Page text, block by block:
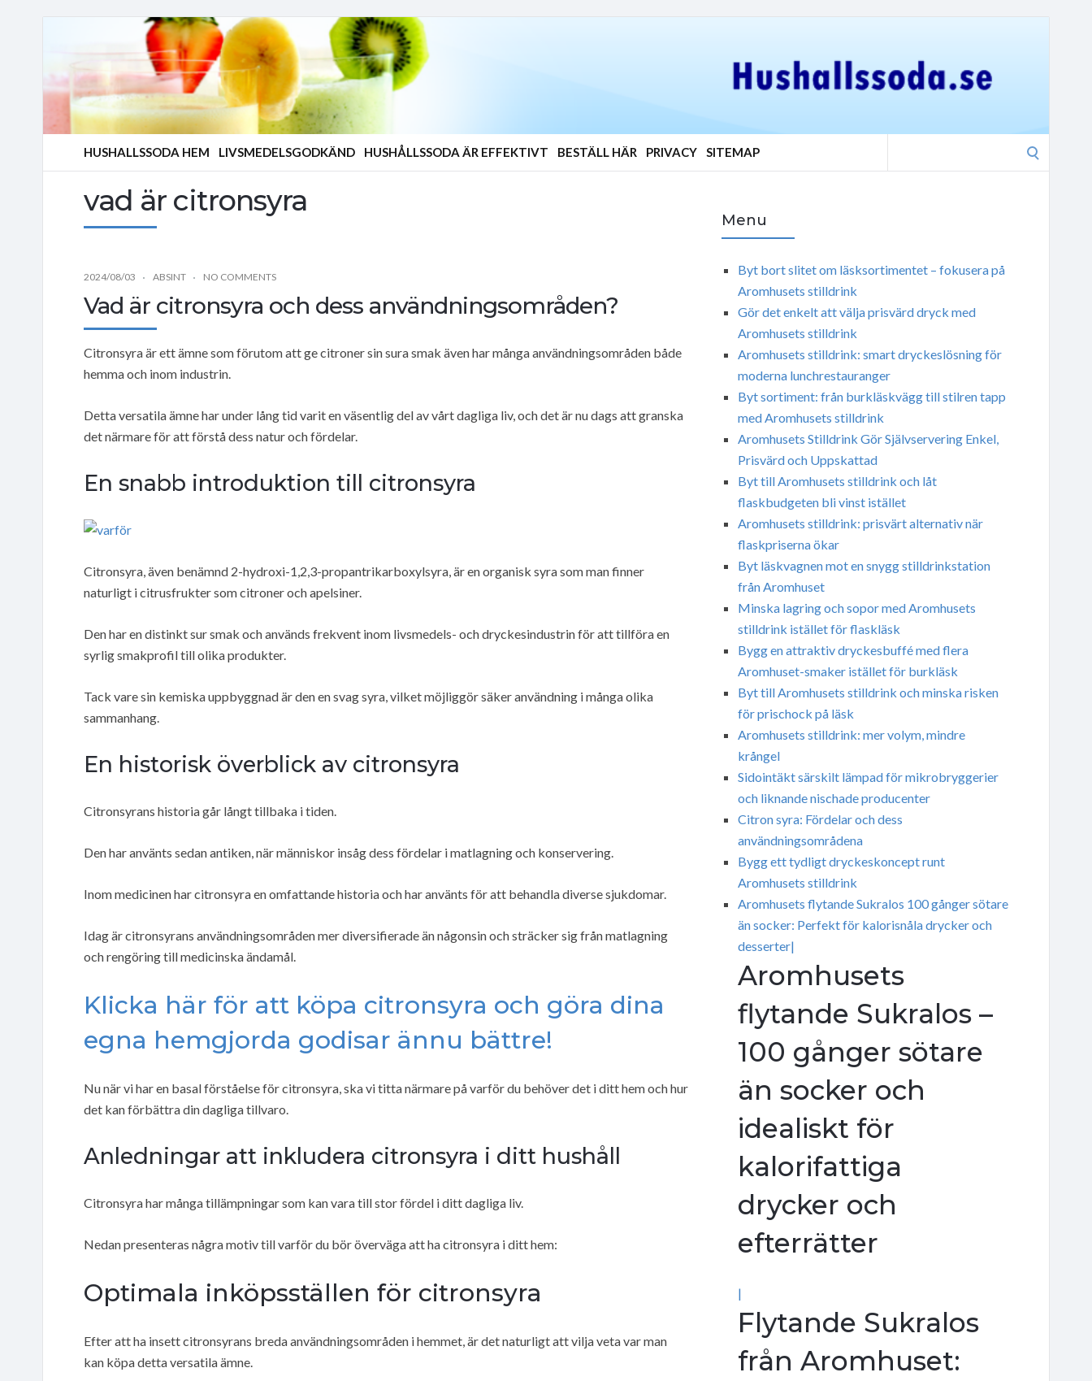
HUSHALLSSODA HEM LIVSMEDELSGODKÄND HUSHÅLLSSODA ÄR EFFEKTIVT BESTÄLL HÄR PRIVACY SITEMAP
vad är citronsyra
2024/08/03 ABSINT NO COMMENTS
Vad är citronsyra och dess användningsområden?
Citronsyra är ett ämne som förutom att ge citroner sin sura smak även har många användningsområden både
hemma och inom industrin.
Detta versatila ämne har under lång tid varit en väsentlig del av vårt dagliga liv, och det är nu dags att granska
det närmare för att förstå dess natur och fördelar.
En snabb introduktion till citronsyra
Citronsyra, även benämnd 2-hydroxi-1,2,3-propantrikarboxylsyra, är en organisk syra som man finner
naturligt i citrusfrukter som citroner och apelsiner.
Den har en distinkt sur smak och används frekvent inom livsmedels- och dryckesindustrin för att tillföra en
syrlig smakprofil till olika produkter.
Tack vare sin kemiska uppbyggnad är den en svag syra, vilket möjliggör säker användning i många olika
sammanhang.
En historisk överblick av citronsyra
Citronsyrans historia går långt tillbaka i tiden.
Den har använts sedan antiken, när människor insåg dess fördelar i matlagning och konservering.
Inom medicinen har citronsyra en omfattande historia och har använts för att behandla diverse sjukdomar.
Idag är citronsyrans användningsområden mer diversifierade än någonsin och sträcker sig från matlagning
och rengöring till medicinska ändamål.
Klicka här för att köpa citronsyra och göra dina
egna hemgjorda godisar ännu bättre!
Nu när vi har en basal förståelse för citronsyra, ska vi titta närmare på varför du behöver det i ditt hem och hur
det kan förbättra din dagliga tillvaro.
Anledningar att inkludera citronsyra i ditt hushåll
Citronsyra har många tillämpningar som kan vara till stor fördel i ditt dagliga liv.
Nedan presenteras några motiv till varför du bör överväga att ha citronsyra i ditt hem:
Optimala inköpsställen för citronsyra
Efter att ha insett citronsyrans breda användningsområden i hemmet, är det naturligt att vilja veta var man
kan köpa detta versatila ämne.
Menu
Byt bort slitet om läsksortimentet – fokusera på
Aromhusets stilldrink
Gör det enkelt att välja prisvärd dryck med
Aromhusets stilldrink
Aromhusets stilldrink: smart dryckeslösning för
moderna lunchrestauranger
Byt sortiment: från burkläskvägg till stilren tapp
med Aromhusets stilldrink
Aromhusets Stilldrink Gör Självservering Enkel,
Prisvärd och Uppskattad
Byt till Aromhusets stilldrink och låt
flaskbudgeten bli vinst istället
Aromhusets stilldrink: prisvärt alternativ när
flaskpriserna ökar
Byt läskvagnen mot en snygg stilldrinkstation
från Aromhuset
Minska lagring och sopor med Aromhusets
stilldrink istället för flaskläsk
Bygg en attraktiv dryckesbuffé med flera
Aromhuset-smaker istället för burkläsk
Byt till Aromhusets stilldrink och minska risken
för prischock på läsk
Aromhusets stilldrink: mer volym, mindre
krångel
Sidointäkt särskilt lämpad för mikrobryggerier
och liknande nischade producenter
Citron syra: Fördelar och dess
användningsområdena
Bygg ett tydligt dryckeskoncept runt
Aromhusets stilldrink
Aromhusets flytande Sukralos 100 gånger sötare
än socker: Perfekt för kalorisnåla drycker och
desserter|
Aromhusets
flytande Sukralos –
100 gånger sötare
än socker och
idealiskt för
kalorifattiga
drycker och
efterrätter
|
Flytande Sukralos
från Aromhuset: